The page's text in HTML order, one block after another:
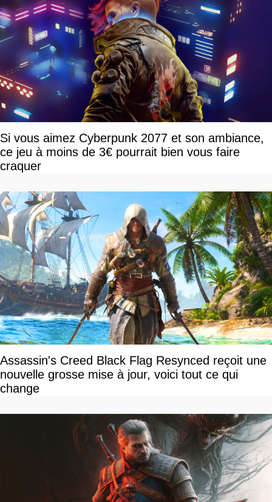
Si vous aimez Cyberpunk 2077 et son ambiance,
ce jeu à moins de 3€ pourrait bien vous faire
craquer
Assassin's Creed Black Flag Resynced reçoit une
nouvelle grosse mise à jour, voici tout ce qui
change